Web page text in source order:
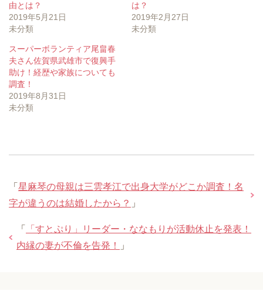
由とは？
2019年5月21日
未分類
は？
2019年2月27日
未分類
スーパーボランティア尾畠春
夫さん佐賀県武雄市で復興手
助け！経歴や家族についても
調査！
2019年8月31日
未分類
「 星麻琴の母親は三雲孝江で出身大学がどこか調査！名
字が違うのは結婚したから？ 」
「
「すとぷり」リーダー・ななもりが活動休止を発表！
内縁の妻が不倫を告発！
」